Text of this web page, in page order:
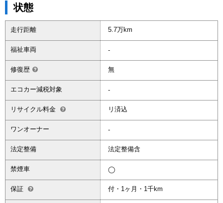
状態
走行距離 5.7万km
福祉車両 -
修復歴 無
エコカー減税対象 -
リサイクル料金 リ済込
ワンオーナー -
法定整備 法定整備含
禁煙車 ◯
保証 付・1ヶ月・1千km